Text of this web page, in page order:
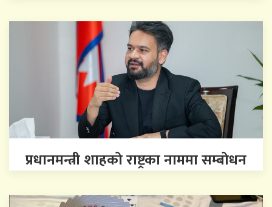
प्रधानमन्त्री शाहको राष्ट्रका नाममा सम्बोधन